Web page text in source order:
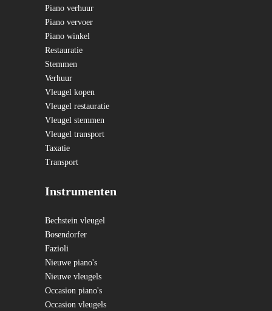
Piano verhuur
Piano vervoer
Piano winkel
Restauratie
Stemmen
Verhuur
Vleugel kopen
Vleugel restauratie
Vleugel stemmen
Vleugel transport
Taxatie
Transport
Instrumenten
Bechstein vleugel
Bosendorfer
Fazioli
Nieuwe piano's
Nieuwe vleugels
Occasion piano's
Occasion vleugels